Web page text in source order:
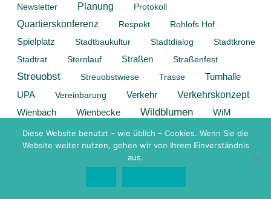
Newsletter Planung Protokoll
Quartierskonferenz Respekt
Rohlofs Hof
Spielplatz
Stadtbaukultur Stadtdialog
Stadtkrone
Stadtrat
Sternlauf Straßen Straßenfest
Streuobst Streuobstwiese Trasse
Turnhalle
UPA
Vereinbarung Verkehr Verkehrskonzept
Wienbach Wienbecke Wildblumen WiM
Windenergie Windkraft Wohnen
Diese Website benutzt – wie üblich – Cookies. Wenn Sie die
Website weiter nutzen, gehen wir von Ihrem Einverständnis
aus.